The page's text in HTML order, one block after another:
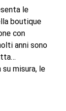
le
boutique
con
anni sono
misura, le
per il tuo